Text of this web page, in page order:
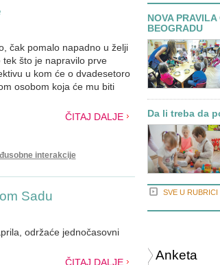
čak pomalo napadno u želji
što je napravilo prve
u kom će o dvadesetoro
osobom koja će mu biti
ČITAJ DALJE
interakcije
Sadu
održaće jednočasovni
ČITAJ DALJE
NOVA
BEOGRADU
Da li treba da
SVE U RUBRICI
Anketa